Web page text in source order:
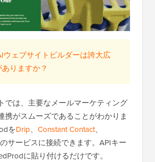
ウェブサイトビルダーは誇大広
りますか？
では、主要なメールマーケティング
携がスムーズであることがわかりま
をDrip、 Constant Contact、
サービスに接続できます。APIキー
に貼り付けるだけです。